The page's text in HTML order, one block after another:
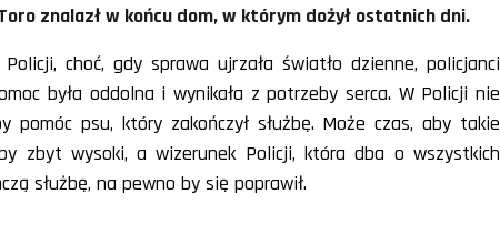
znalazł w końcu dom, w którym dożył ostatnich dni.
choć, gdy sprawa ujrzała światło dzienne, policjanci
była oddolna i wynikała z potrzeby serca. W Policji nie
pomóc psu, który zakończył służbę. Może czas, aby takie
zbyt wysoki, a wizerunek Policji, która dba o wszystkich
służbę, na pewno by się poprawił.